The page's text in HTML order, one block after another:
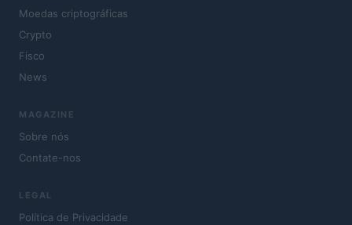
Moedas criptográficas
Crypto
Fisco
News
MAGAZINE
Sobre nós
Contate-nos
LEGAL
Política de Privacidade